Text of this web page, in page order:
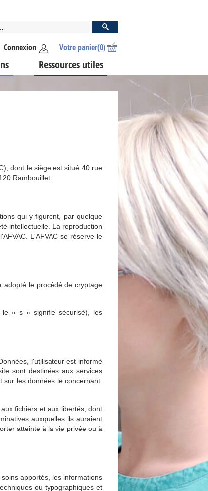
Votre panier(0)
Connexion
Ressources utiles
dont le siège est situé 40 rue
Rambouillet.
qui y figurent, par quelque
intellectuelle. La reproduction
L'AFVAC se réserve le
adopté le procédé de cryptage
le « s » signifie sécurisé), les
l'utilisateur est informé
sont destinées aux services
sur les données le concernant
fichiers et aux libertés, dont
auxquelles ils auraient
atteinte à la vie privée ou à
apportés, les informations
ou typographiques et